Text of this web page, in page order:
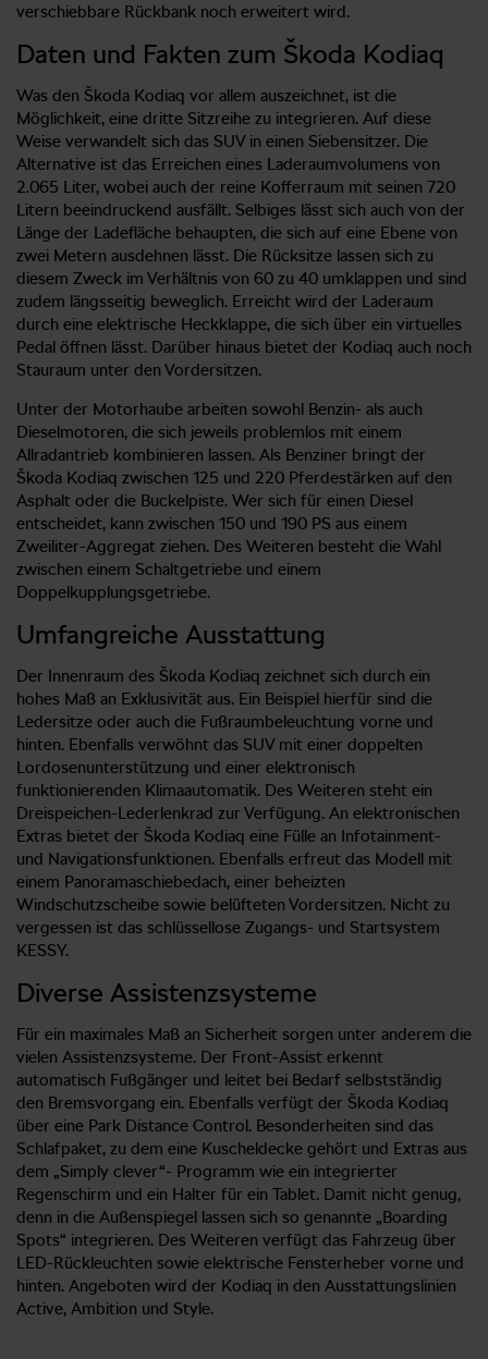
verschiebbare Rückbank noch erweitert wird.
Daten und Fakten zum Škoda Kodiaq
Was den Škoda Kodiaq vor allem auszeichnet, ist die
Möglichkeit, eine dritte Sitzreihe zu integrieren. Auf diese
Weise verwandelt sich das SUV in einen Siebensitzer. Die
Alternative ist das Erreichen eines Laderaumvolumens von
2.065 Liter, wobei auch der reine Kofferraum mit seinen 720
Litern beeindruckend ausfällt. Selbiges lässt sich auch von der
Länge der Ladefläche behaupten, die sich auf eine Ebene von
zwei Metern ausdehnen lässt. Die Rücksitze lassen sich zu
diesem Zweck im Verhältnis von 60 zu 40 umklappen und sind
zudem längsseitig beweglich. Erreicht wird der Laderaum
durch eine elektrische Heckklappe, die sich über ein virtuelles
Pedal öffnen lässt. Darüber hinaus bietet der Kodiaq auch noch
Stauraum unter den Vordersitzen.
Unter der Motorhaube arbeiten sowohl Benzin- als auch
Dieselmotoren, die sich jeweils problemlos mit einem
Allradantrieb kombinieren lassen. Als Benziner bringt der
Škoda Kodiaq zwischen 125 und 220 Pferdestärken auf den
Asphalt oder die Buckelpiste. Wer sich für einen Diesel
entscheidet, kann zwischen 150 und 190 PS aus einem
Zweiliter-Aggregat ziehen. Des Weiteren besteht die Wahl
zwischen einem Schaltgetriebe und einem
Doppelkupplungsgetriebe.
Umfangreiche Ausstattung
Der Innenraum des Škoda Kodiaq zeichnet sich durch ein
hohes Maß an Exklusivität aus. Ein Beispiel hierfür sind die
Ledersitze oder auch die Fußraumbeleuchtung vorne und
hinten. Ebenfalls verwöhnt das SUV mit einer doppelten
Lordosenunterstützung und einer elektronisch
funktionierenden Klimaautomatik. Des Weiteren steht ein
Dreispeichen-Lederlenkrad zur Verfügung. An elektronischen
Extras bietet der Škoda Kodiaq eine Fülle an Infotainment-
und Navigationsfunktionen. Ebenfalls erfreut das Modell mit
einem Panoramaschiebedach, einer beheizten
Windschutzscheibe sowie belüfteten Vordersitzen. Nicht zu
vergessen ist das schlüssellose Zugangs- und Startsystem
KESSY.
Diverse Assistenzsysteme
Für ein maximales Maß an Sicherheit sorgen unter anderem die
vielen Assistenzsysteme. Der Front-Assist erkennt
automatisch Fußgänger und leitet bei Bedarf selbstständig
den Bremsvorgang ein. Ebenfalls verfügt der Škoda Kodiaq
über eine Park Distance Control. Besonderheiten sind das
Schlafpaket, zu dem eine Kuscheldecke gehört und Extras aus
dem „Simply clever“- Programm wie ein integrierter
Regenschirm und ein Halter für ein Tablet. Damit nicht genug,
denn in die Außenspiegel lassen sich so genannte „Boarding
Spots“ integrieren. Des Weiteren verfügt das Fahrzeug über
LED-Rückleuchten sowie elektrische Fensterheber vorne und
hinten. Angeboten wird der Kodiaq in den Ausstattungslinien
Active, Ambition und Style.